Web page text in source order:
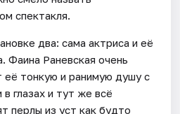
спектакля.
два: сама актриса и её
Фаина Раневская очень
её тонкую и ранимую душу с
глазах и тут же всё
перлы из уст как будто